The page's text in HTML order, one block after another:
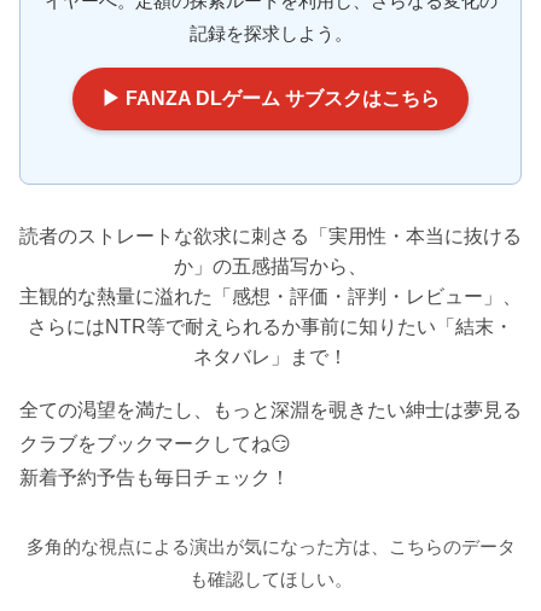
記録を探求しよう。
▶ FANZA DLゲーム サブスクはこちら
読者のストレートな欲求に刺さる「実用性・本当に抜ける
か」の五感描写から、
主観的な熱量に溢れた「感想・評価・評判・レビュー」、
さらにはNTR等で耐えられるか事前に知りたい「結末・
ネタバレ」まで！
全ての渇望を満たし、もっと深淵を覗きたい紳士は夢見る
クラブをブックマークしてね😏
新着予約予告も毎日チェック！
多角的な視点による演出が気になった方は、こちらのデータ
も確認してほしい。